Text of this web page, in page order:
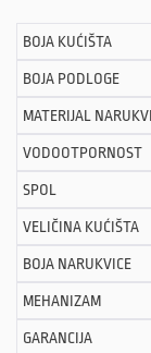
BOJA KUĆIŠTA
BOJA PODLOGE
MATERIJAL
VODOOTPORNOST
SPOL
VELIČINA KUĆIŠTA
BOJA NARUKVICE
MEHANIZAM
GARANCIJA